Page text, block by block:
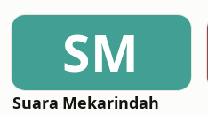
SM
Suara Mekarindah